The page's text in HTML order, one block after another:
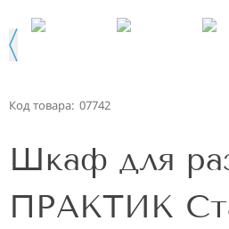
Код товара: 07742
Шкаф для
ПРАКТИК